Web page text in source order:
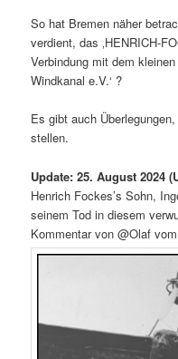
So hat Bremen näher
verdient, das ‚HENRICH-
Verbindung mit dem
Windkanal e.V.‘ ?
Es gibt auch
stellen.
Update: 25. August 2024
Henrich Fockes’s Sohn,
seinem Tod in diesem
Kommentar von @Olaf